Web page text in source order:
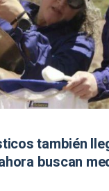
también
buscan